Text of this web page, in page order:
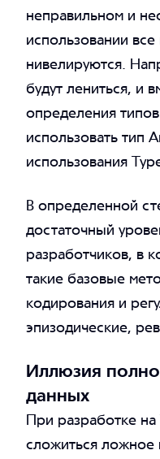
неправильном и
использовании
нивелируются.
будут лениться, и
определения
использовать тип
использования
В определенной
достаточный
разработчиков, в
такие базовые
кодирования и
эпизодические,
Иллюзия
данных
При разработке
сложиться ложное